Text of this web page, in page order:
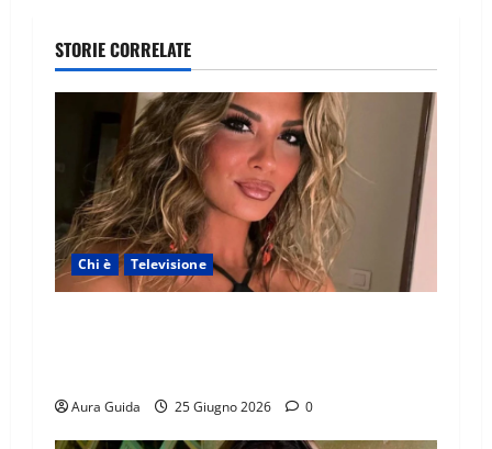
STORIE CORRELATE
Chi è Televisione
Aura Guida 25 Giugno 2026 0